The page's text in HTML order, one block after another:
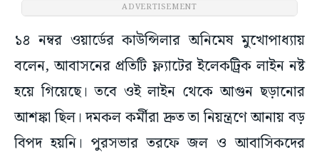
ADVERTISEMENT
১৪ নম্বর ওয়ার্ডের কাউন্সিলার অনিমেষ মুখোপাধ্যায়
বলেন, আবাসনের প্রতিটি ফ্ল্যাটের ইলেকট্রিক লাইন নষ্ট
হয়ে গিয়েছে। তবে ওই লাইন থেকে আগুন ছড়ানোর
আশঙ্কা ছিল। দমকল কর্মীরা দ্রুত তা নিয়ন্ত্রণে আনায় বড়
বিপদ হয়নি। পুরসভার তরফে জল ও আবাসিকদের